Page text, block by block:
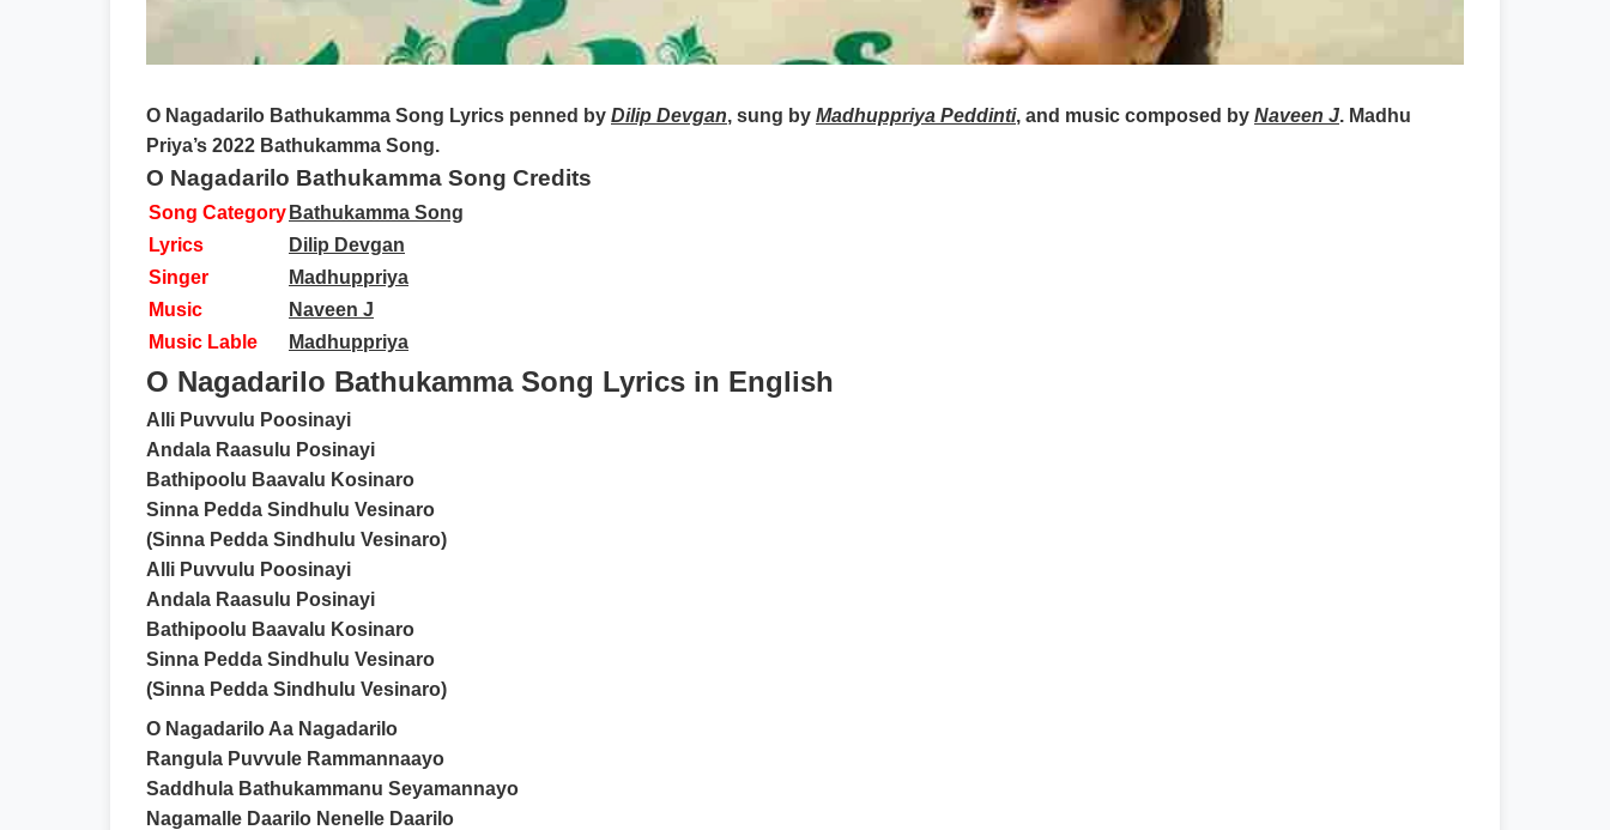
O Nagadarilo Bathukamma Song Lyrics penned by Dilip Devgan, sung by Madhuppriya Peddinti, and music composed by Naveen J. Madhu
Priya’s 2022 Bathukamma Song.
O Nagadarilo Bathukamma Song Credits
Song Category Bathukamma Song
Lyrics
Dilip Devgan
Singer
Madhuppriya
Music
Naveen J
Music Lable
Madhuppriya
O Nagadarilo Bathukamma Song Lyrics in English
Alli Puvvulu Poosinayi
Andala Raasulu Posinayi
Bathipoolu Baavalu Kosinaro
Sinna Pedda Sindhulu Vesinaro
(Sinna Pedda Sindhulu Vesinaro)
Alli Puvvulu Poosinayi
Andala Raasulu Posinayi
Bathipoolu Baavalu Kosinaro
Sinna Pedda Sindhulu Vesinaro
(Sinna Pedda Sindhulu Vesinaro)
O Nagadarilo Aa Nagadarilo
Rangula Puvvule Rammannaayo
Saddhula Bathukammanu Seyamannayo
Nagamalle Daarilo Nenelle Daarilo